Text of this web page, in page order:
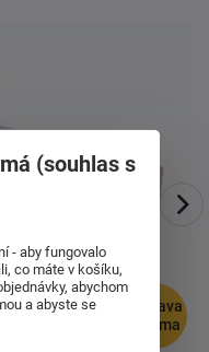
doprava
zdarma
(souhlas s
- aby fungovalo
co máte v košíku,
abychom
a abyste se